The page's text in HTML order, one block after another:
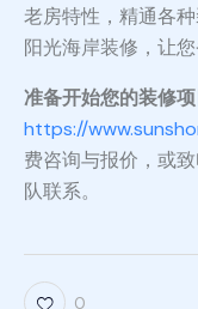
老房特性，精通各
阳光海岸装修，让您
准备开始您的装修项
https://
费咨询与报价，或
队联系。
0